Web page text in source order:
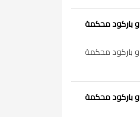
أجندة جلسات qr code و باركود محكمة
أجندة جلسات qr code و باركود محكمة
أجندة جلسات qr code و باركود محكمة